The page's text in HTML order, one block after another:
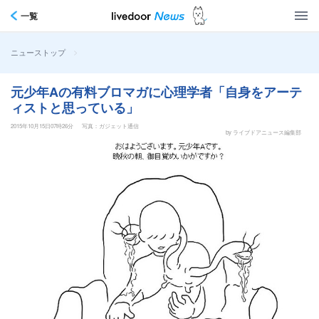
一覧
ニューストップ >
元少年Aの有料ブロマガに心理学者「自身をアーテ
ィストと思っている」
2015年10月15日07時26分
写真：ガジェット通信
by ライブドアニュース編集部